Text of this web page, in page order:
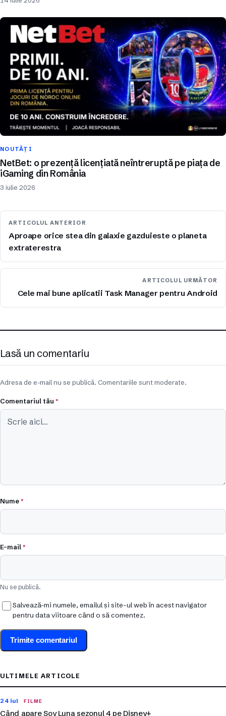
NOUTĂȚI
NetBet: o prezență licențiată neîntreruptă pe piața de
iGaming din România
3 iulie 2026
ARTICOLUL ANTERIOR
Aproape orice stea din galaxie gazduieste o planeta
extraterestra
ARTICOLUL URMĂTOR
Cele mai bune aplicatii Task Manager pentru Android
Lasă un comentariu
Adresa de e-mail nu se publică. Comentariile sunt moderate.
Comentariul tău *
Nume*
E-mail*
Nu se publică.
Salvează-mi numele, emailul și site-ul web în acest navigator
pentru data viitoare când o să comentez.
ULTIMELE ARTICOLE
24 iul FILME
Când apare Soy Luna sezonul 4 pe Disney+